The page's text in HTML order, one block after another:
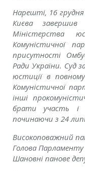
Нарешті, 16
Києва завершив
Міністерства
Комуністичної
присутності
Ради України. Суд
юстиції в
Комуністичної
інші
брати участь і
починаючи з 24
Високоповажний
Голова Парламенту
Шановні панове